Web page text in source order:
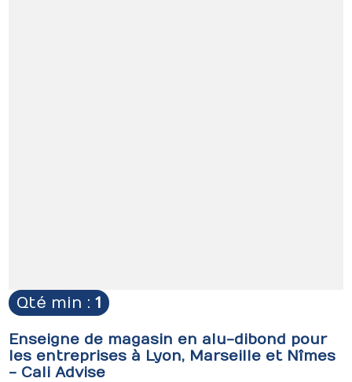
Qté min :1
Enseigne de magasin en alu-dibond pour
les entreprises à Lyon, Marseille et Nîmes
- Cali Advise